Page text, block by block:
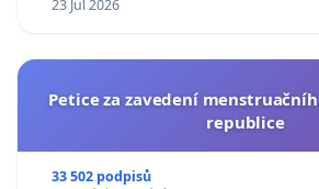
23 Jul 2026
Petice za zavedení
republice
33 502 podpisů